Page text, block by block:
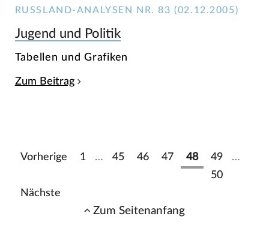
RUSSLAND-ANALYSEN NR. 83 (02.12.2005)
Jugend und Politik
Tabellen und Grafiken
Zum Beitrag
Vorherige 1 … 45 46 47 48 49
…
50
Nächste
Zum Seitenanfang